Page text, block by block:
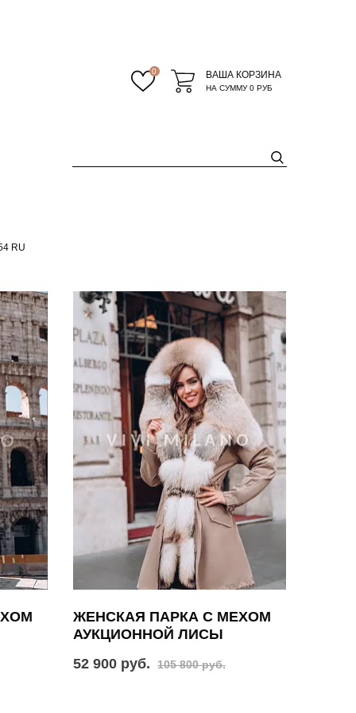
0 ВАША КОРЗИНА
НА СУММУ0 РУБ
RU
ЖЕНСКАЯ ПАРКА С МЕХОМ
АУКЦИОННОЙ ЛИСЫ
52 900 руб.
105 800 руб.